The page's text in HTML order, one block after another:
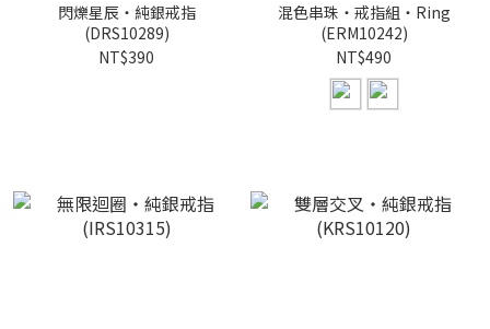
閃爍星辰・純銀戒指
(DRS10289)
NT$390
混色串珠・戒指組・Ring
(ERM10242)
NT$490